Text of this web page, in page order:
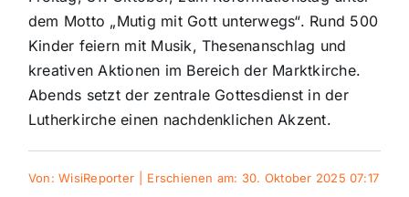
Panorama
Mein Stadtteil
Galerie
dem Motto „Mutig mit Gott unterwegs“. Rund 500
Kinder feiern mit Musik, Thesenanschlag und
kreativen Aktionen im Bereich der Marktkirche.
Abends setzt der zentrale Gottesdienst in der
Lutherkirche einen nachdenklichen Akzent.
Von:WisiReporter Erschienen am: 30. Oktober 2025 07:17